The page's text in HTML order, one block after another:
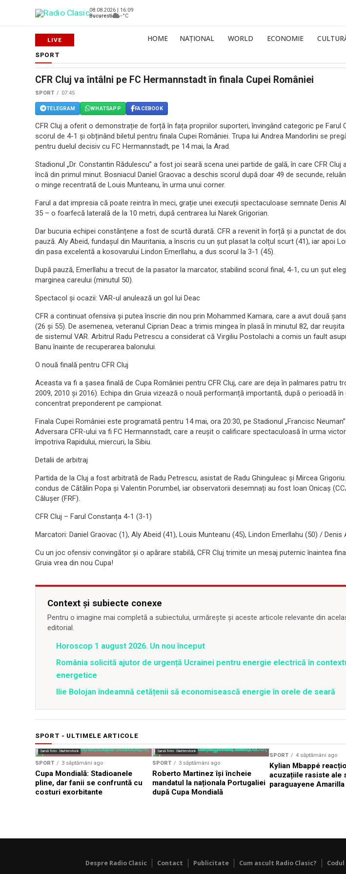
08.08.2026 | 16:09
Bucuresti
--°C
HOME NAȚIONAL WORLD ECONOMIE
SPORT
CFR Cluj va întâlni pe FC Hermannstadt în finala Cupei României
SPORT 07:45
TELEGRAM WHATSAPP FACEBOOK
CFR Cluj a oferit o demonstrație de forță în fața propriilor suporteri, învingând categoric pe Farul
scorul de 4-1 și obținând biletul pentru finala Cupei României. Trupa lui Andrea Mandorlini se
pentru duelul decisiv cu FC Hermannstadt, pe 14 mai, la Arad.
Stadionul „Dr. Constantin Rădulescu” a fost joi seară scena unei partide de gală, în care CFR Cluj
încă din primul minut. Bosniacul Daniel Graovac a deschis scorul după doar 49 de secunde,
o minge recentrată de Louis Munteanu, în urma unui corner.
Farul a dat impresia că poate reintra în meci, grație unei execuții spectaculoase semnate Denis
35 – o foarfecă laterală de la 10 metri, după centrarea lui Narek Grigorian.
Dar bucuria echipei constănțene a fost de scurtă durată. CFR a revenit în forță și a punctat de
pauză. Aly Abeid, fundașul din Mauritania, a înscris cu un șut plasat la colțul scurt (41), iar apoi
din pasa excelentă a kosovarului Lindon Emerllahu, a dus scorul la 3-1 (45).
După pauză, Emerllahu a trecut de la pasator la marcator, stabilind scorul final, 4-1, cu un șut
marginea careului (minutul 50).
Spectacol și ocazii: VAR-ul anulează un gol lui Deac
CFR a continuat ofensiva și putea înscrie din nou prin Mohammed Kamara, care a avut două
(26 și 55). De asemenea, veteranul Ciprian Deac a trimis mingea în plasă în minutul 82, dar
de sistemul VAR. Arbitrul Radu Petrescu a considerat că Virgiliu Postolachi a comis un fault
Banu înainte de recuperarea balonului.
O nouă finală pentru CFR Cluj
Aceasta va fi a șasea finală de Cupa României pentru CFR Cluj, care are deja în palmares patru
2009, 2010 și 2016). Echipa din Gruia vizează o nouă performanță importantă, după o perioadă
concentrat preponderent pe campionat.
Finala Cupei României este programată pentru 14 mai, ora 20:30, pe Stadionul „Francisc
Adversara CFR-ului va fi FC Hermannstadt, care a reușit o calificare spectaculoasă în urma
împotriva Rapidului, miercuri, la Sibiu.
Detalii de arbitraj
Partida de la Cluj a fost arbitrată de Radu Petrescu, asistat de Radu Ghinguleac și Mircea
condus de Cătălin Popa și Valentin Porumbel, iar observatorii desemnați au fost Ioan Onicaș
Călușer (FRF).
CFR Cluj – Farul Constanța 4-1 (3-1)
Marcatori: Daniel Graovac (1), Aly Abeid (41), Louis Munteanu (45), Lindon Emerllahu (50) / Denis
Cu un joc ofensiv convingător și o apărare stabilă, CFR Cluj trimite un mesaj puternic înaintea
Gruia vrea din nou Cupa!
Context și subiecte conexe
Pentru o imagine mai completă a subiectului, urmărește și aceste articole relevante din
editorial.
Horoscop 1 august 2026. Un nou început
România solicită ajutor de urgență Ucrainei pentru energie electrică în
energetice
Ilie Bolojan îndeamnă cetățenii să economisească energie în orele de seară
SPORT - ULTIMELE ARTICOLE
Sursă foto: Shutterstock
SPORT 3 săptămâni ago
Cupa Mondială: Stadioanele
pline, dar fanii se confruntă cu
costuri exorbitante
Sursă foto: Shutterstock
SPORT 3 săptămâni ago
Roberto Martinez își încheie
mandatul la naționala Portugaliei
după Cupa Mondială
SPORT 4 săptămâni ago
Kylian Mbappé
acuzațiile rasiste ale
paraguayene Amarilla
Despre Radio Clasic Contact Publicitate Cum ascult Radio Clasic?